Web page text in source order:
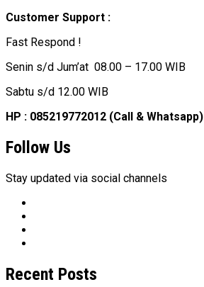
Customer Support :
Fast Respond !
Senin s/d Jum’at 08.00 – 17.00 WIB
Sabtu s/d 12.00 WIB
HP : 085219772012 (Call & Whatsapp)
Follow Us
Stay updated via social channels
Recent Posts